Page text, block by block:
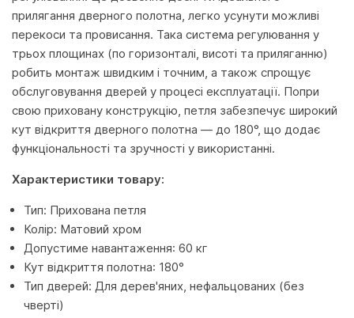
прилягання дверного полотна, легко усунути можливі
перекоси та провисання. Така система регулювання у
трьох площинах (по горизонталі, висоті та приляганню)
робить монтаж швидким і точним, а також спрощує
обслуговування дверей у процесі експлуатації. Попри
свою приховану конструкцію, петля забезпечує широкий
кут відкриття дверного полотна — до 180°, що додає
функціональності та зручності у використанні.
Характеристики товару:
Тип: Прихована петля
Колір: Матовий хром
Допустиме навантаження: 60 кг
Кут відкриття полотна: 180°
Тип дверей: Для дерев'яних, нефальцованих (без
чверті)